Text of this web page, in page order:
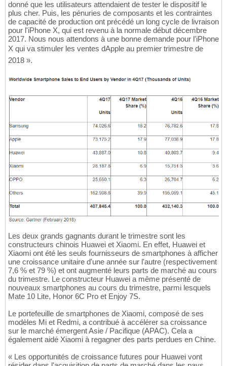
donné que les utilisateurs attendaient de tester le dispositif le
plus cher. Puis, les pénuries de composants et les contraintes
de capacité de production ont précédé un long cycle de livraison
pour l'iPhone X, qui est revenu à la normale début décembre
2017. Nous nous attendons à une bonne demande pour l'iPhone
X qui va stimuler les ventes dApple au premier trimestre de
2018 ».
Les deux grands gagnants durant le trimestre sont les
constructeurs chinois Huawei et Xiaomi. En effet, Huawei et
Xiaomi ont été les seuls fournisseurs de smartphones à afficher
une croissance unitaire d'une année sur l'autre (respectivement
7,6 % et 79 %) et ont augmenté leurs parts de marché au cours
du trimestre. Le constructeur Huawei a même présenté de
nouveaux smartphones au cours du trimestre, parmi lesquels
Mate 10 Lite, Honor 6C Pro et Enjoy 7S.
Le portefeuille de smartphones de Xiaomi, composé de ses
modèles Mi et Redmi, a contribué à accélérer sa croissance
sur le marché émergent Asie / Pacifique (APAC). Cela a
également aidé Xiaomi à regagner des parts perdues en Chine.
« Les opportunités de croissance futures pour Huawei vont